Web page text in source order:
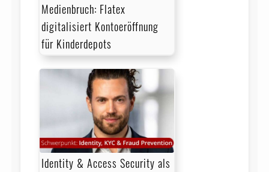
Medienbruch: Flatex
digitalisiert Kontoeröffnung
für Kinderdepots
Identity & Access Security als